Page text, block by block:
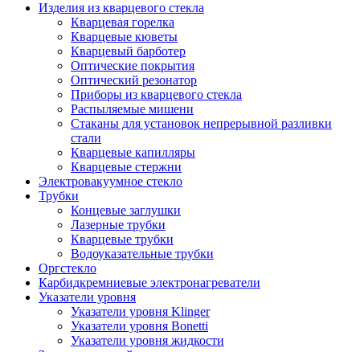
Изделия из кварцевого стекла
Кварцевая горелка
Кварцевые кюветы
Кварцевый барботер
Оптические покрытия
Оптический резонатор
Приборы из кварцевого стекла
Распыляемые мишени
Стаканы для установок непрерывной разливки
стали
Кварцевые капилляры
Кварцевые стержни
Электровакуумное стекло
Трубки
Концевые заглушки
Лазерные трубки
Кварцевые трубки
Водоуказательные трубки
Оргстекло
Карбидкремниевые электронагреватели
Указатели уровня
Указатели уровня Klinger
Указатели уровня Bonetti
Указатели уровня жидкости